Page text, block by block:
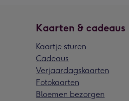
Kaarten & cadeaus
Kaartje sturen
Cadeaus
Verjaardagskaarten
Fotokaarten
Bloemen bezorgen